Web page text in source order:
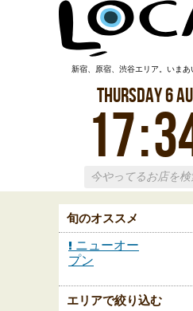
新宿、原宿、渋谷エリア。いまあ
Thursday6
17:
旬のオススメ
ニューオー
プン
エリアで絞り込む